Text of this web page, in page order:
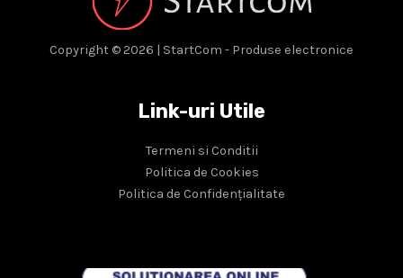
Copyright © 2026 | StartCom - Produse electronice
Link-uri Utile
Termeni si Conditii
Politica de Cookies
Politica de Confidențialitate